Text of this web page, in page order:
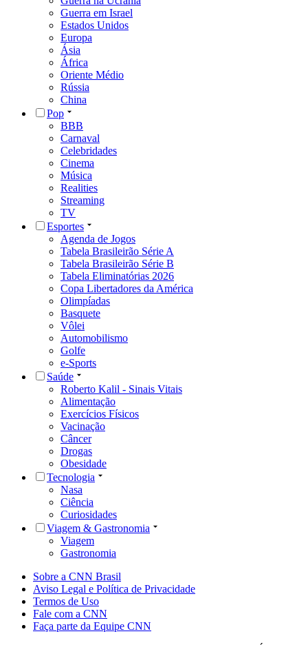
Guerra em Israel
Estados Unidos
Europa
Ásia
África
Oriente Médio
Rússia
China
Pop
BBB
Carnaval
Celebridades
Cinema
Música
Realities
Streaming
TV
Esportes
Agenda de Jogos
Tabela Brasileirão Série A
Tabela Brasileirão Série B
Tabela Eliminatórias 2026
Copa Libertadores da América
Olimpíadas
Basquete
Vôlei
Automobilismo
Golfe
e-Sports
Saúde
Roberto Kalil - Sinais Vitais
Alimentação
Exercícios Físicos
Vacinação
Câncer
Drogas
Obesidade
Tecnologia
Nasa
Ciência
Curiosidades
Viagem & Gastronomia
Viagem
Gastronomia
Sobre a CNN Brasil
Aviso Legal e Política de Privacidade
Termos de Uso
Fale com a CNN
Faça parte da Equipe CNN